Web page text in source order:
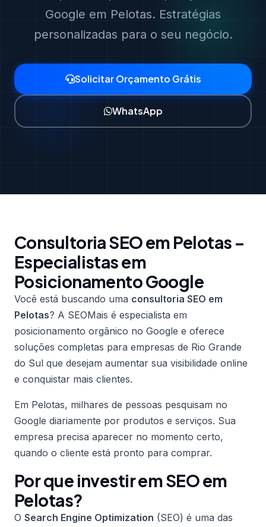
Google em Pelotas. Estratégias
personalizadas para o seu negócio.
Solicitar Orçamento Grátis
WhatsApp
Consultoria SEO em Pelotas –
Especialistas em
Posicionamento Google
Você está buscando uma consultoria SEO em
Pelotas? A SEOMais é especialista em
posicionamento orgânico no Google e oferece
soluções completas para empresas de Rio Grande
do Sul que desejam aumentar sua visibilidade online
e conquistar mais clientes.
Em Pelotas, milhares de pessoas pesquisam no
Google diariamente por produtos e serviços. Sua
empresa precisa aparecer no momento certo,
quando o cliente está pronto para comprar.
Por que investir em SEO em
Pelotas?
O Search Engine Optimization (SEO) é uma das